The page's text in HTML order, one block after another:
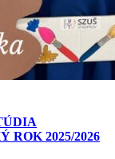
ROK 2025/2026